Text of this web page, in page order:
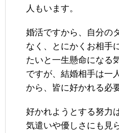
人もいます。
婚活ですから、自分の
なく、とにかくお相手
たいと一生懸命になる
ですが、結婚相手は一
から、皆に好かれる必
好かれようとする努力
気遣いや優しさにも見